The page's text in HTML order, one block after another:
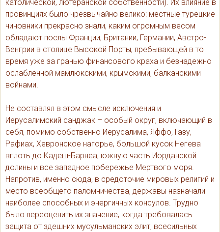
католической, лютеранской собственности). Их влияние в
провинциях было чрезвычайно велико: местные турецкие
чиновники прекрасно знали, каким огромным весом
обладают послы Франции, Британии, Германии, Австро-
Венгрии в столице Высокой Порты, пребывающей в то
время уже за гранью финансового краха и безнадежно
ослабленной мамлюкскими, крымскими, балканскими
войнами.
Не составлял в этом смысле исключения и
Иерусалимский санджак – особый округ, включающий в
себя, помимо собственно Иерусалима, Яффо, Газу,
Рафиах, Хевронское нагорье, большой кусок Негева
вплоть до Кадеш-Барнеа, южную часть Иорданской
долины и все западное побережье Мертвого моря.
Напротив, именно сюда, в средоточие мировых религий и
место всеобщего паломничества, державы назначали
наиболее способных и энергичных консулов. Трудно
было переоценить их значение, когда требовалась
защита от здешних мусульманских элит, всесильных